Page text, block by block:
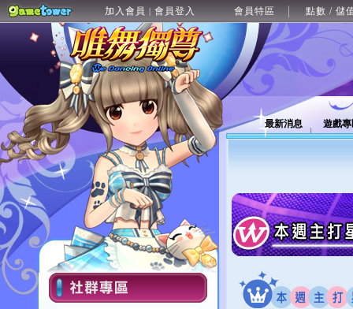
加入會員 | 會員登入 會員特區 點數 / 儲
最新消息 遊戲